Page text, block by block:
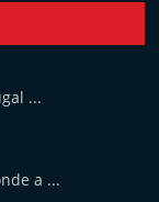
...
a ...